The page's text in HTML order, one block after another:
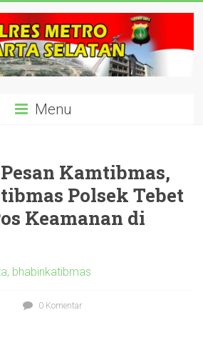
Menu
Kamtibmas,
Polsek Tebet
Keamanan di
, bhabinkatibmas
0 Komentar